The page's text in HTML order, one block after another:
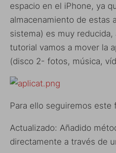
espacio en el iPhone, ya
almacenamiento de estas
sistema) es muy
tutorial vamos a mover la
(disco 2- fotos, música,
Para ello seguiremos este
Actualizado: Añadido
directamente a través de